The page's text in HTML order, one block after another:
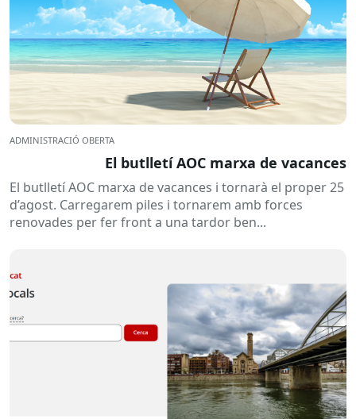
ADMINISTRACIÓ OBERTA
El butlletí AOC marxa de vacances
El butlletí AOC marxa de vacances i tornarà el proper 25
d’agost. Carregarem piles i tornarem amb forces
renovades per fer front a una tardor ben...